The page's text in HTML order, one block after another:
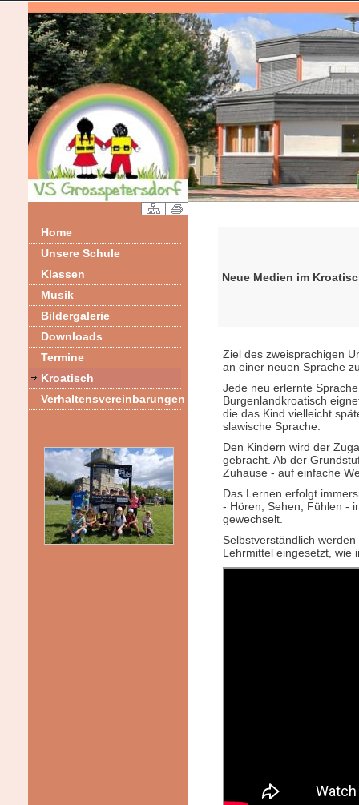
Home
Unsere Schule
Klassen
Musik
Bildergalerie
Downloads
Termine
Kroatisch
Verhaltensvereinbarungen
Neue Medien im
Ziel des zweisprachigen
an einer neuen Sprache
Jede neu erlernte
Burgenlandkroatisch
die das Kind vielleicht
slawische Sprache.
Den Kindern wird der
gebracht. Ab der
Zuhause - auf einfache
Das Lernen erfolgt
- Hören, Sehen, Fühlen -
gewechselt.
Selbstverständlich
Lehrmittel eingesetzt, wie